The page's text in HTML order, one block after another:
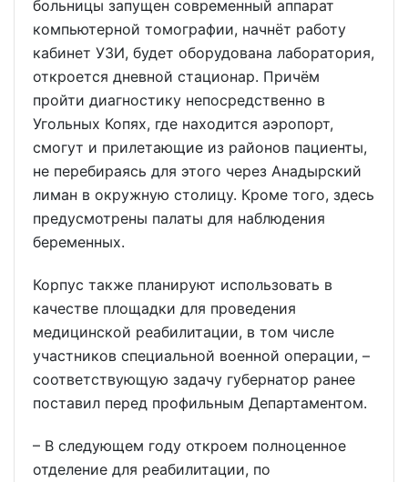
больницы запущен современный аппарат
компьютерной томографии, начнёт работу
кабинет УЗИ, будет оборудована лаборатория,
откроется дневной стационар. Причём
пройти диагностику непосредственно в
Угольных Копях, где находится аэропорт,
смогут и прилетающие из районов пациенты,
не перебираясь для этого через Анадырский
лиман в окружную столицу. Кроме того, здесь
предусмотрены палаты для наблюдения
беременных.
Корпус также планируют использовать в
качестве площадки для проведения
медицинской реабилитации, в том числе
участников специальной военной операции, –
соответствующую задачу губернатор ранее
поставил перед профильным Департаментом.
– В следующем году откроем полноценное
отделение для реабилитации, по